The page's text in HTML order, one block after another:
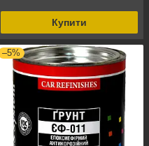
Купити
–5%